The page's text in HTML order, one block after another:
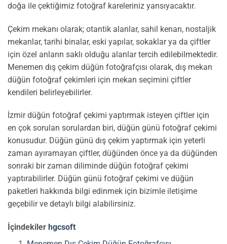
doğa ile çektiğimiz fotoğraf kareleriniz yansıyacaktır.
Çekim mekanı olarak; otantik alanlar, sahil kenarı, nostaljik
mekanlar, tarihi binalar, eski yapılar, sokaklar ya da çiftler
için özel anların saklı olduğu alanlar tercih edilebilmektedir.
Menemen dış çekim düğün fotoğrafçısı olarak, dış mekan
düğün fotoğraf çekimleri için mekan seçimini çiftler
kendileri belirleyebilirler.
İzmir düğün fotoğraf çekimi yaptırmak isteyen çiftler için
en çok sorulan sorulardan biri, düğün günü fotoğraf çekimi
konusudur. Düğün günü dış çekim yaptırmak için yeterli
zaman ayıramayan çiftler, düğünden önce ya da düğünden
sonraki bir zaman diliminde düğün fotoğraf çekimi
yaptırabilirler. Düğün günü fotoğraf çekimi ve düğün
paketleri hakkında bilgi edinmek için bizimle iletişime
geçebilir ve detaylı bilgi alabilirsiniz.
İçindekiler hgcsoft